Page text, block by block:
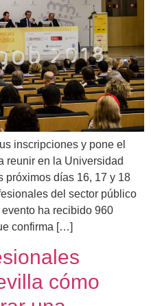
inscripciones y pone el
reunir en la Universidad
próximos días 16, 17 y 18
del sector público
ha recibido 960
confirma […]
cómo